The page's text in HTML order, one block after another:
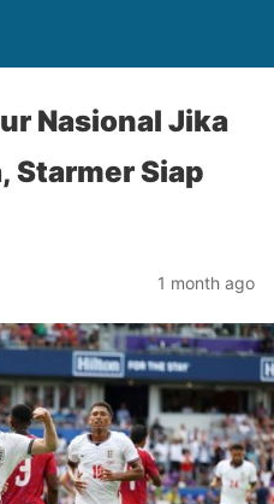
Nasional Jika
Starmer Siap
1 month ago